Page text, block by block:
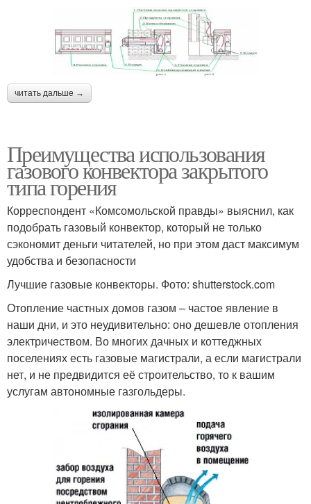
читать дальше →
Преимущества использования
газового конвектора закрытого
типа горения
Корреспондент «Комсомольской правды» выяснил, как
подобрать газовый конвектор, который не только
сэкономит деньги читателей, но при этом даст максимум
удобства и безопасности
Лучшие газовые конвекторы. Фото: shutterstock.com
Отопление частных домов газом – частое явление в
наши дни, и это неудивительно: оно дешевле отопления
электричеством. Во многих дачных и коттеджных
поселениях есть газовые магистрали, а если магистрали
нет, и не предвидится её строительство, то к вашим
услугам автономные газгольдеры.